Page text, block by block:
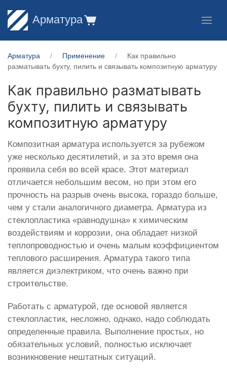
Арматура
Арматура Применение
Как правильно
разматывать бухту, пилить и связывать композитную арматуру
Как правильно разматывать
бухту, пилить и связывать
композитную арматуру
Композитная арматура используется за рубежом
уже несколько десятилетий, и за это время она
проявила себя во всей красе. Этот материал
отличается небольшим весом, но при этом его
прочность на разрыв очень высока, гораздо больше,
чем у стали аналогичного диаметра. Арматура из
стеклопластика «равнодушна» к химическим
воздействиям и коррозии, она обладает низкой
теплопроводностью и очень малым коэффициентом
теплового расширения. Арматура такого типа
является диэлектриком, что очень важно при
строительстве.
Работать с арматурой, где основой является
стеклопластик, несложно, однако, надо соблюдать
определенные правила. Выполнение простых, но
обязательных условий, полностью исключает
возникновение нештатных ситуаций.